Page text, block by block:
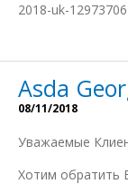
2018-uk-
Asda
08/11/2018
Уважаемые
Xотим обратить